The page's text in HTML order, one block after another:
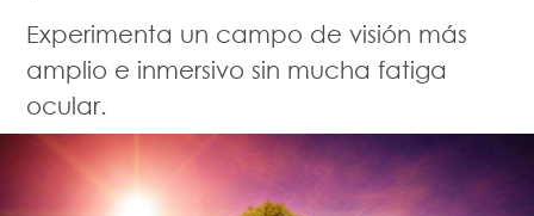
Experimenta un campo de visión más
amplio e inmersivo sin mucha fatiga
ocular.